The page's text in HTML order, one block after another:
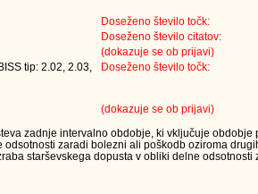
Doseženo število točk:
Doseženo število citatov:
(dokazuje se ob prijavi)
tip: 2.02, 2.03,
Doseženo število točk:
(dokazuje se ob prijavi)
zadnje intervalno obdobje, ki vključuje obdobje
zaradi bolezni ali poškodb oziroma
starševskega dopusta v obliki delne odsotnosti